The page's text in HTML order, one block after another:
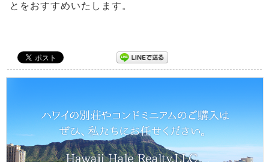
とをおすすめいたします。